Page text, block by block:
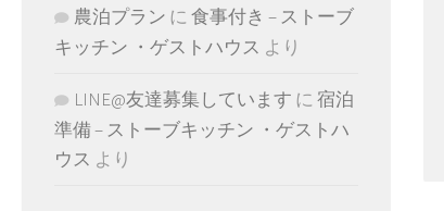
農泊プラン に 食事付き – ストーブ
キッチン ・ゲストハウス より
LINE@友達募集しています に 宿泊
準備 – ストーブキッチン ・ゲストハ
ウス より